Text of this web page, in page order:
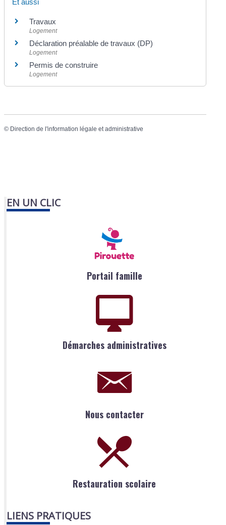
Et aussi
Travaux
Logement
Déclaration préalable de travaux (DP)
Logement
Permis de construire
Logement
© Direction de l'information légale et administrative
EN UN CLIC
Portail famille
Démarches administratives
Nous contacter
Restauration scolaire
LIENS PRATIQUES